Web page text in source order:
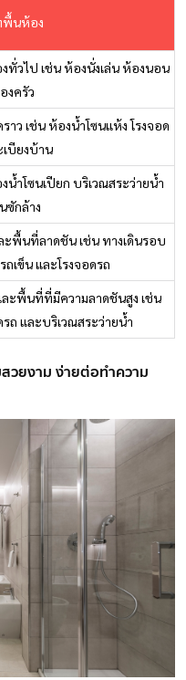
พื้นห้อง
วไป เช่น ห้องนั่งเล่น ห้องนอน
งครัว
ว เช่น ห้องน้ำโซนแห้ง โรงจอด
เบียงบ้าน
ำโซนเปียก บริเวณสระว่ายน้ำ
ซักล้าง
พื้นที่ลาดชัน เช่น ทางเดินรอบ
เข็น และโรงจอดรถ
ะพื้นที่ที่มีความลาดชันสูง เช่น
ถ และบริเวณสระว่ายน้ำ
วยงาม ง่ายต่อทำความ